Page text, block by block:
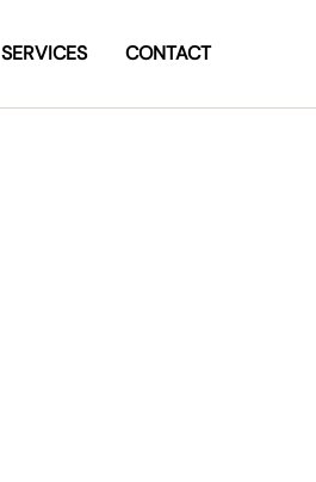
SERVICES CONTACT